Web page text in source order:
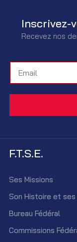
Inscrivez-
Recevez nos
F.T.S.E.
Ses Missions
Son Histoire et
Bureau Fédéral
Commissions